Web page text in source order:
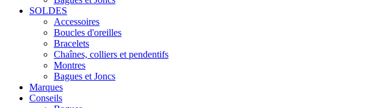
SOLDES
Accessoires
Boucles d'oreilles
Bracelets
Chaînes, colliers et pendentifs
Montres
Bagues et Joncs
Marques
Conseils